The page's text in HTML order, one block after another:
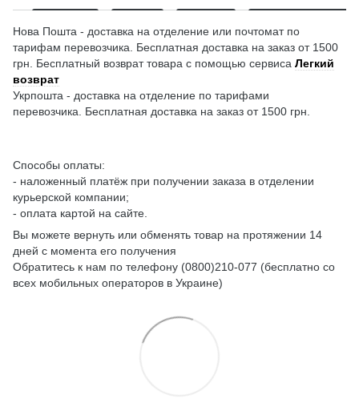
Нова Пошта - доставка на отделение или почтомат по
тарифам перевозчика. Бесплатная доставка на заказ от 1500
грн. Бесплатный возврат товара с помощью сервиса Легкий
возврат
Укрпошта - доставка на отделение по тарифами
перевозчика. Бесплатная доставка на заказ от 1500 грн.
Способы оплаты:
- наложенный платёж при получении заказа в отделении
курьерской компании;
- оплата картой на сайте.
Вы можете вернуть или обменять товар на протяжении 14
дней с момента его получения
Обратитесь к нам по телефону (0800)210-077 (бесплатно со
всех мобильных операторов в Украине)